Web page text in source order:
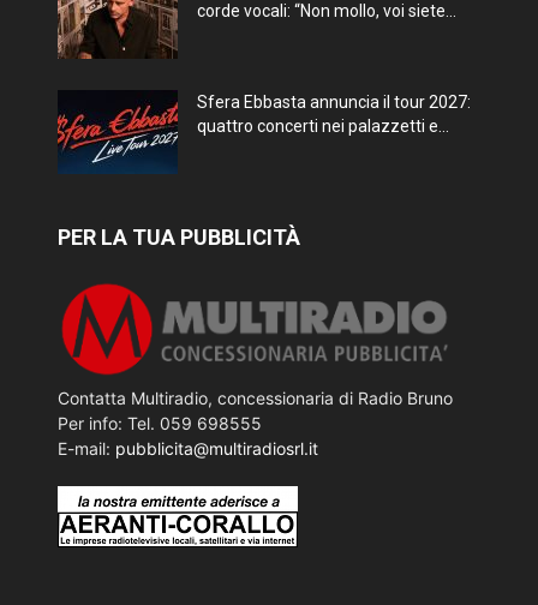
corde vocali: “Non mollo, voi siete...
Sfera Ebbasta annuncia il tour 2027:
quattro concerti nei palazzetti e...
PER LA TUA PUBBLICITÀ
Contatta Multiradio, concessionaria di Radio Bruno
Per info: Tel. 059 698555
E-mail: pubblicita@multiradiosrl.it